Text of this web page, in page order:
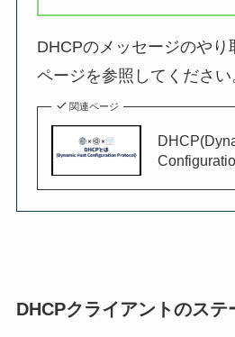
DHCPのメッセージのやり
ページを参照してください
関連ページ
DHCPクライアントのステ